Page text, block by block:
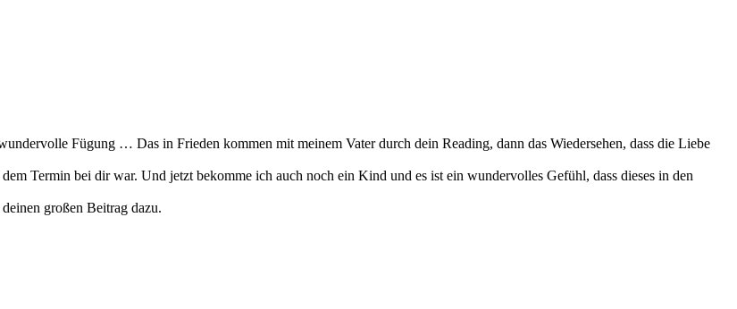
Fügung … Das in Frieden kommen mit meinem Vater durch dein Reading, dann das Wiedersehen, dass die Liebe
Termin bei dir war. Und jetzt bekomme ich auch noch ein Kind und es ist ein wundervolles Gefühl, dass dieses in den
großen Beitrag dazu.